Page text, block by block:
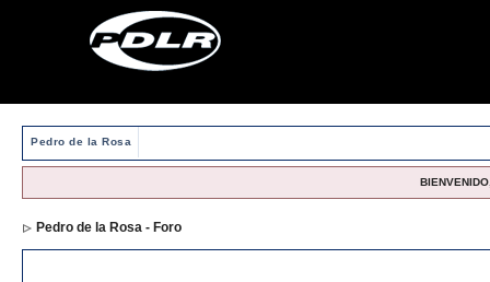
Pedro de la Rosa
Pedro de la Rosa - Foro